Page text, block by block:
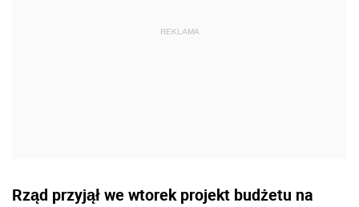
Rząd przyjął we wtorek projekt budżetu na